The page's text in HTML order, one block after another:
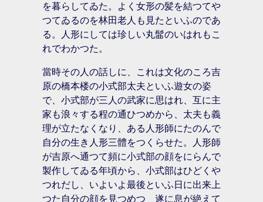
を暮らしてゐた。よく女形の髪を結つてや
つてゐるのを林田老人も見たといふのであ
る。人形にしては珍しい丸髷のいはれもこ
れでわかつた。
當時その人の話しに、これは文化のころ吉
原の橋本楼の小式部太夫といふ遊女の姿
で、小式部が三人の武家に思はれ、互に主
家も浪々する程の通ひつめから、太夫も義
理が立たなくなり、ある人形師にたのんで
自分の生き人形三體をつくらせた。人形師
が吉原へ通つて頻に小式部の顔をにらんで
製作してゐる年頃から、小式部はひどくや
つれだし、いよいよ最後といふ日に出来上
つた自分の顔を見つめつゝ遂に息が絶えて